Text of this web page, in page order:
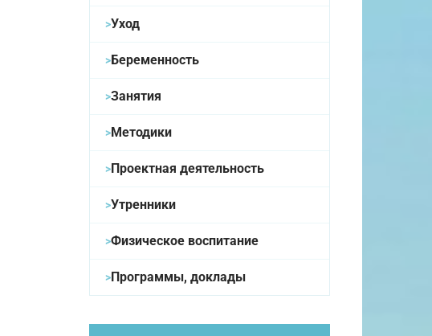
Уход
Беременность
Занятия
Методики
Проектная деятельность
Утренники
Физическое воспитание
Программы, доклады